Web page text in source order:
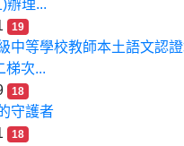
辦理...
19
中等學校教師本土語文認
梯次...
18
守護者
18